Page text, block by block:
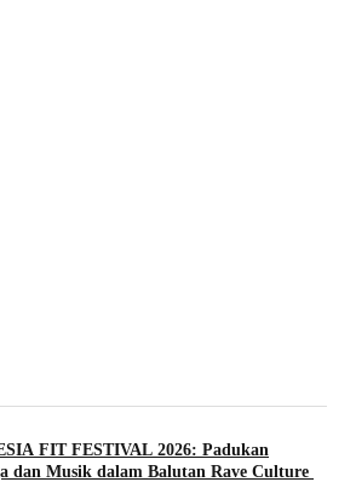
FIT FESTIVAL 2026: Padukan
dan Musik dalam Balutan Rave Culture